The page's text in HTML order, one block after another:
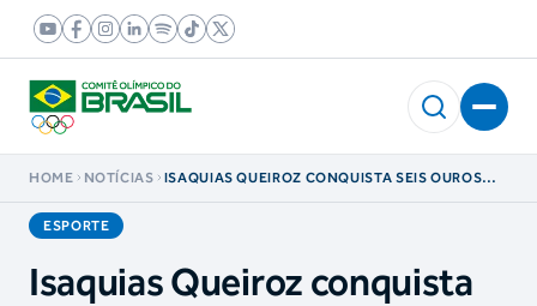
HOME NOTÍCIAS
ISAQUIAS QUEIROZ CONQUISTA SEIS OUROS
ESPORTE
Isaquias Queiroz conquista